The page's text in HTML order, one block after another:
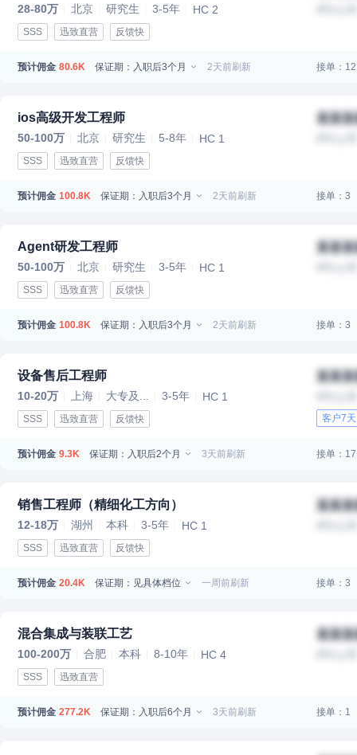
28-80万 北京 研究生 3-5年 HC 2
SSS 迅致直营 反馈快
预计佣金 80.6K 保证期：入职后3个月 2天前刷新 接单：12
ios高级开发工程师
50-100万 北京 研究生 5-8年 HC 1
SSS 迅致直营 反馈快
某某
预计佣金 100.8K 保证期：入职后3个月 2天前刷新 接单：3
Agent研发工程师
50-100万 北京 研究生 3-5年 HC 1
SSS 迅致直营 反馈快
某某
预计佣金 100.8K 保证期：入职后3个月 2天前刷新 接单：3
设备售后工程师
10-20万 上海 大专及... 3-5年 HC 1
SSS 迅致直营 反馈快
某某
客户7
预计佣金 9.3K 保证期：入职后2个月 3天前刷新 接单：17
销售工程师（精细化工方向）
12-18万 湖州 本科 3-5年 HC 1
SSS 迅致直营 反馈快
某某
预计佣金 20.4K 保证期：见具体档位 一周前刷新 接单：3
混合集成与装联工艺
100-200万 合肥 本科 8-10年 HC 4
SSS 迅致直营
某某
预计佣金 277.2K 保证期：入职后6个月 3天前刷新 接单：1